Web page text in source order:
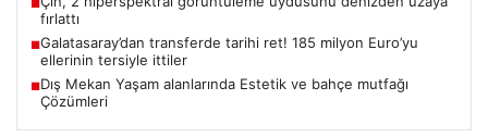
■
fırlattı
■Galatasaray’dan transferde tarihi ret! 185 milyon Euro’yu
ellerinin tersiyle ittiler
■Dış Mekan Yaşam alanlarında Estetik ve bahçe mutfağı
Çözümleri